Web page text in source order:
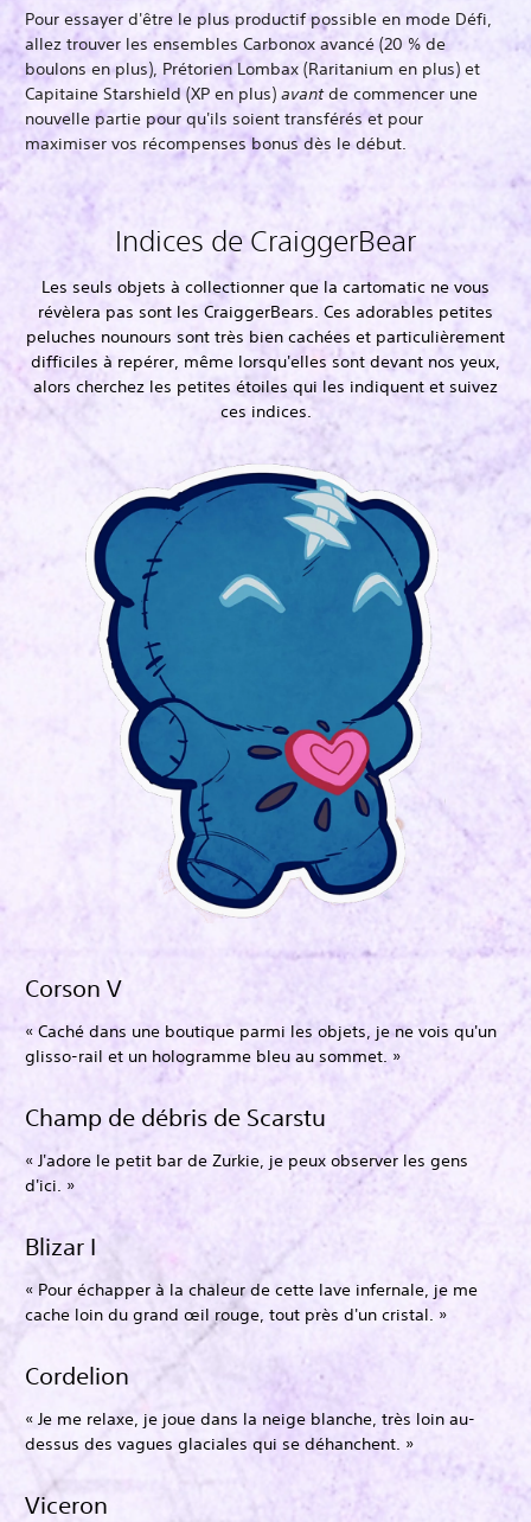
Pour essayer d'être le plus productif possible en mode Défi,
allez trouver les ensembles Carbonox avancé (20 % de
boulons en plus), Prétorien Lombax (Raritanium en plus) et
Capitaine Starshield (XP en plus) avantde commencer une
nouvelle partie pour qu'ils soient transférés et pour
maximiser vos récompenses bonus dès le début.
Indices de CraiggerBear
Les seuls objets à collectionner que la cartomatic ne vous
révèlera pas sont les CraiggerBears. Ces adorables petites
peluches nounours sont très bien cachées et particulièrement
difficiles à repérer, même lorsqu'elles sont devant nos yeux,
alors cherchez les petites étoiles qui les indiquent et suivez
ces indices.
Corson V
« Caché dans une boutique parmi les objets, je ne vois qu'un
glisso-rail et un hologramme bleu au sommet. »
Champ de débris de Scarstu
« J'adore le petit bar de Zurkie, je peux observer les gens
d'ici. »
Blizar I
« Pour échapper à la chaleur de cette lave infernale, je me
cache loin du grand œil rouge, tout près d'un cristal. »
Cordelion
« Je me relaxe, je joue dans la neige blanche, très loin au-
dessus des vagues glaciales qui se déhanchent. »
Viceron